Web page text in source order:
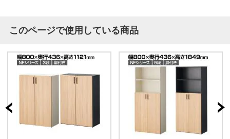
このページで使用している商品